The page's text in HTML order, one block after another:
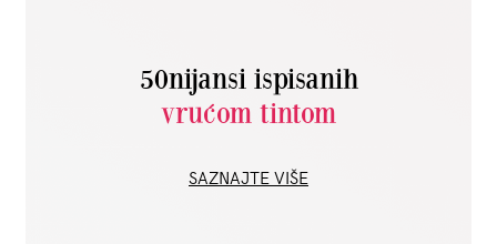
50nijansi ispisanih
vrućom tintom
SAZNAJTE VIŠE